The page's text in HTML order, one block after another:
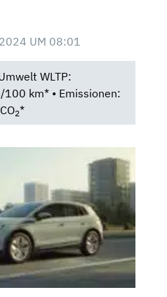
2024 UM 08:01
WLTP:
km* • Emissionen:
2*